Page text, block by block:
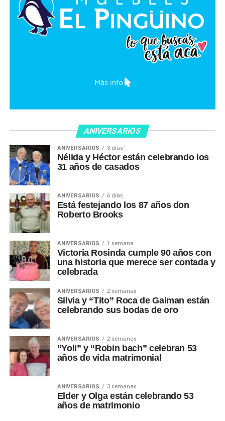
ANIVERSARIOS
ANIVERSARIOS 3 días
Nélida y Héctor están celebrando los
31 años de casados
ANIVERSARIOS 6 días
Está festejando los 87 años don
Roberto Brooks
ANIVERSARIOS 1 semana
Victoria Rosinda cumple 90 años con
una historia que merece ser contada y
celebrada
ANIVERSARIOS 2 semanas
Silvia y “Tito” Roca de Gaiman están
celebrando sus bodas de oro
ANIVERSARIOS 2 semanas
“Yoli” y “Robin bach” celebran 53
años de vida matrimonial
ANIVERSARIOS 3 semanas
Elder y Olga están celebrando 53
años de matrimonio